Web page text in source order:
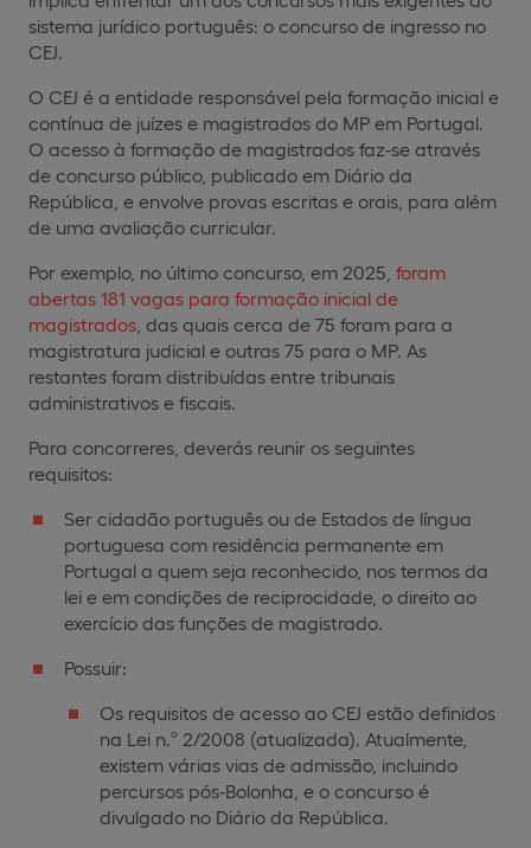
sistema jurídico português: o concurso de ingresso no
CEJ.
O CEJ é a entidade responsável pela formação inicial e
contínua de juízes e magistrados do MP em Portugal.
O acesso à formação de magistrados faz-se através
de concurso público, publicado em Diário da
República, e envolve provas escritas e orais, para além
de uma avaliação curricular.
Por exemplo, no último concurso, em 2025, foram
abertas 181 vagas para formação inicial de
magistrados , das quais cerca de 75 foram para a
magistratura judicial e outras 75 para o MP. As
restantes foram distribuídas entre tribunais
administrativos e fiscais.
Para concorreres, deverás reunir os seguintes
requisitos:
Ser cidadão português ou de Estados de língua
portuguesa com residência permanente em
Portugal a quem seja reconhecido, nos termos da
lei e em condições de reciprocidade, o direito ao
exercício das funções de magistrado.
Possuir:
Os requisitos de acesso ao CEJ estão definidos
na Lei n.º 2/2008 (atualizada). Atualmente,
existem várias vias de admissão, incluindo
percursos pós-Bolonha, e o concurso é
divulgado no Diário da República.